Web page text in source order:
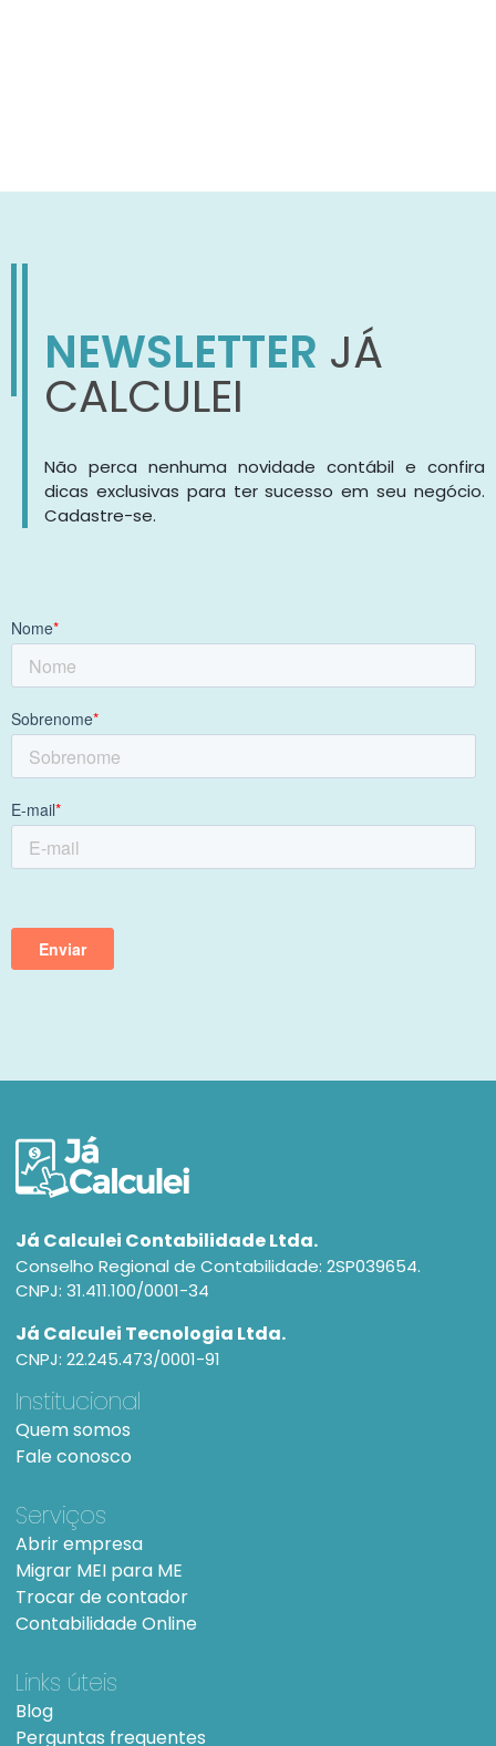
NEWSLETTER JÁ
CALCULEI
Não perca nenhuma novidade contábil e confira
dicas exclusivas para ter sucesso em seu negócio.
Cadastre-se.
Já Calculei Contabilidade Ltda.
Conselho Regional de Contabilidade: 2SP039654.
CNPJ: 31.411.100/0001-34
Já Calculei Tecnologia Ltda.
CNPJ: 22.245.473/0001-91
Institucional
Quem somos
Fale conosco
Serviços
Abrir empresa
Migrar MEI para ME
Trocar de contador
Contabilidade Online
Links úteis
Blog
Perguntas frequentes